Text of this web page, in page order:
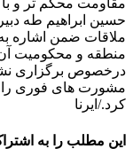
مقاومت محکم تر و با
حسین ابراهیم طه
ملاقات ضمن اشاره به
منطقه و محکومیت
درخصوص برگزاری
مشورت های فوری را
کرد./ایرنا
این مطلب را به